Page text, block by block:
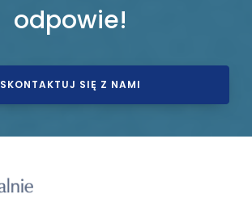
odpowie!
SKONTAKTUJ SIĘ Z NAMI